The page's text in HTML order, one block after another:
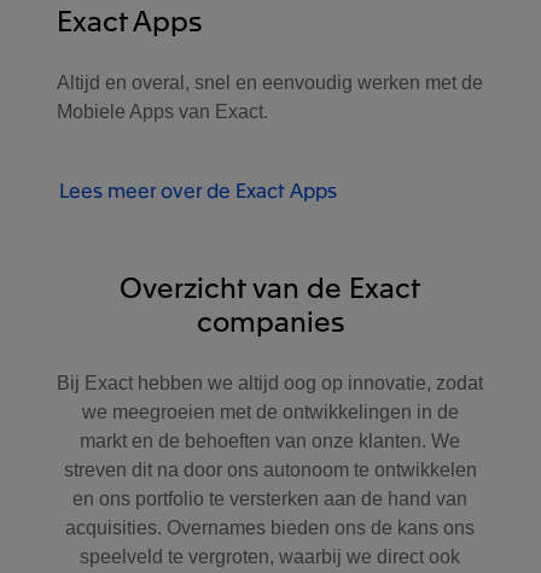
Exact Apps
Altijd en overal, snel en eenvoudig werken met de
Mobiele Apps van Exact.
Lees meer over de Exact Apps
Overzicht van de Exact
companies
Bij Exact hebben we altijd oog op innovatie, zodat
we meegroeien met de ontwikkelingen in de
markt en de behoeften van onze klanten. We
streven dit na door ons autonoom te ontwikkelen
en ons portfolio te versterken aan de hand van
acquisities. Overnames bieden ons de kans ons
speelveld te vergroten, waarbij we direct ook